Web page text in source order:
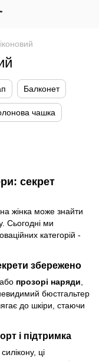
Балконет
чашка
секрет
жінка може знайти
Сьогодні ми
категорій -
збережено
прозорі наряди
бюстгальтер
до шкіри, стаючи
і підтримка
ці